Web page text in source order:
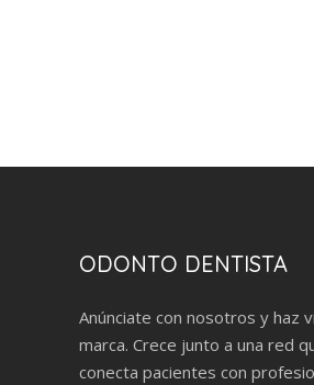
ODONTO DENTISTA
Anúnciate con nosotros y haz
marca. Crece junto a una red
conecta pacientes con